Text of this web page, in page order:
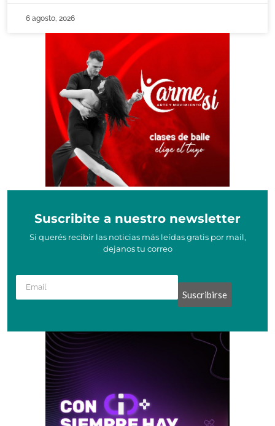
6 agosto, 2026
Suscribite a nuestro newsletter
Si querés recibir las noticias más leídas gratis por mail,
dejanos tu correo
Suscribirse